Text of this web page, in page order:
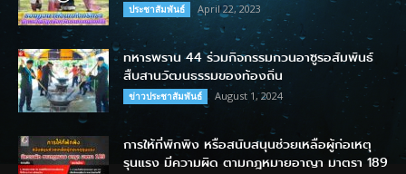
ประชาสัมพันธ์ April 22, 2023
ทหารพราน 44 ร่วมกิจกรรมกวนอาซูรอสัมพันธ์
สืบสานวัฒนธรรมของท้องถิ่น
ข่าวประชาสัมพันธ์ August 1, 2024
การให้ที่พักพิง หรือสนับสนุนช่วยเหลือผู้ก่อเหตุ
รุนแรง มีความผิด ตามกฎหมายอาญา มาตรา 189